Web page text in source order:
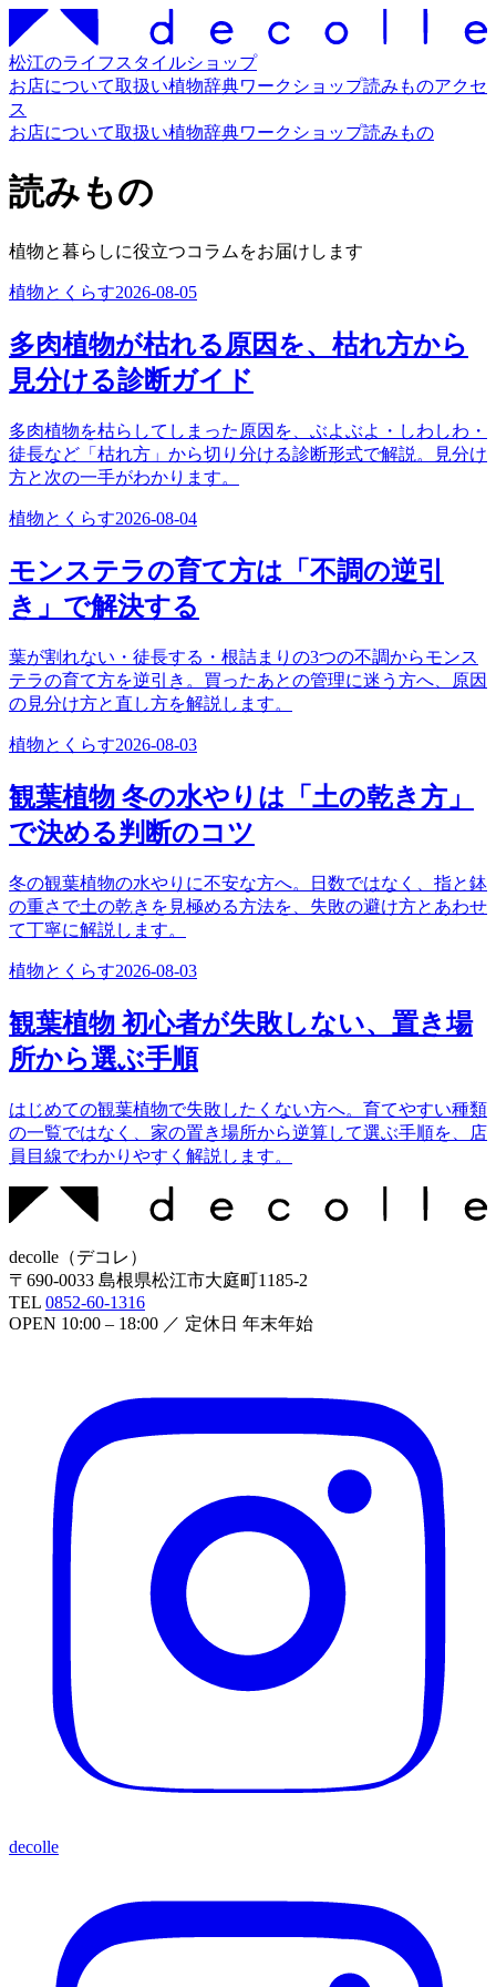
松江のライフスタイルショップ
お店について取扱い植物辞典ワークショップ読みものアクセ
ス
お店について取扱い植物辞典ワークショップ読みもの
読みもの
植物と暮らしに役立つコラムをお届けします
植物とくらす2026-08-05
多肉植物が枯れる原因を、枯れ方から
見分ける診断ガイド
多肉植物を枯らしてしまった原因を、ぶよぶよ・しわしわ・
徒長など「枯れ方」から切り分ける診断形式で解説。見分け
方と次の一手がわかります。
植物とくらす2026-08-04
モンステラの育て方は「不調の逆引
き」で解決する
葉が割れない・徒長する・根詰まりの3つの不調からモンス
テラの育て方を逆引き。買ったあとの管理に迷う方へ、原因
の見分け方と直し方を解説します。
植物とくらす2026-08-03
観葉植物 冬の水やりは「土の乾き方」
で決める判断のコツ
冬の観葉植物の水やりに不安な方へ。日数ではなく、指と鉢
の重さで土の乾きを見極める方法を、失敗の避け方とあわせ
て丁寧に解説します。
植物とくらす2026-08-03
観葉植物 初心者が失敗しない、置き場
所から選ぶ手順
はじめての観葉植物で失敗したくない方へ。育てやすい種類
の一覧ではなく、家の置き場所から逆算して選ぶ手順を、店
員目線でわかりやすく解説します。
decolle （デコレ ）
〒 690-0033 島根県松江市大庭町1185-2
TEL 0852-60-1316
OPEN 10:00 – 18:00 ／ 定休日 年末年始
decolle